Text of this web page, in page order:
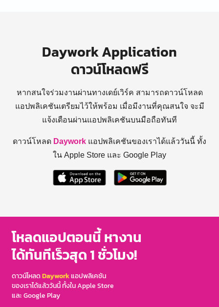
Daywork Application
ดาวน์โหลดฟรี
หากสนใจร่วมงานผ่านทางเดย์เวิร์ค สามารถดาวน์โหลด
แอปพลิเคชันเตรียมไว้ให้พร้อม เมื่อมีงานที่คุณสนใจ จะมี
แจ้งเตือนผ่านแอปพลิเคชันบนมือถือทันที
ดาวน์โหลด Daywork แอปพลิเคชันของเราได้แล้ววันนี้ ทั้ง
ใน Apple Store และ Google Play
โหลดแอปตอนนี้ หางาน
ได้ทันทีเร็วสุด 1 ชั่วโมง!
ดาวน์โหลดDayworkแอปพลิเคชัน
ของเราได้แล้ววันนี้ ทั้งใน Apple Store
และ Google Play